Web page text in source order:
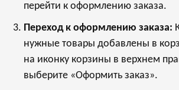
перейти к оформлению заказа.
Переход к оформлению заказа:
нужные товары добавлены в
на иконку корзины в верхнем
выберите «Оформить заказ».